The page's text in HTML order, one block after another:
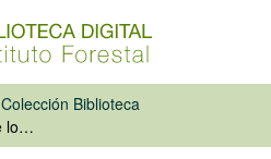
Colección Biblioteca
Aspectos del debate sobre los bosques nativos